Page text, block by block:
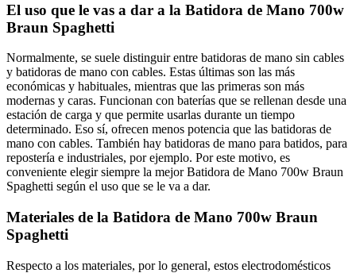
El uso que le vas a dar a la Batidora de Mano 700w
Braun Spaghetti
Normalmente, se suele distinguir entre batidoras de mano sin cables
y batidoras de mano con cables. Estas últimas son las más
económicas y habituales, mientras que las primeras son más
modernas y caras. Funcionan con baterías que se rellenan desde una
estación de carga y que permite usarlas durante un tiempo
determinado. Eso sí, ofrecen menos potencia que las batidoras de
mano con cables. También hay batidoras de mano para batidos, para
repostería e industriales, por ejemplo. Por este motivo, es
conveniente elegir siempre la mejor Batidora de Mano 700w Braun
Spaghetti según el uso que se le va a dar.
Materiales de la Batidora de Mano 700w Braun
Spaghetti
Respecto a los materiales, por lo general, estos electrodomésticos